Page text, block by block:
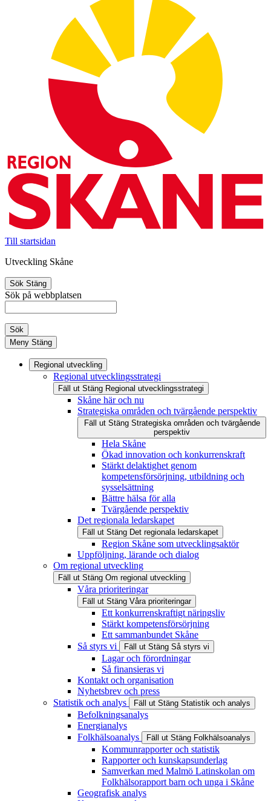
Till startsidan
Utveckling Skåne
Sök Stäng
Sök på webbplatsen
Sök
Meny Stäng
Regional utveckling
Regional utvecklingsstrategi
Fäll ut Stäng Regional utvecklingsstrategi
Skåne här och nu
Strategiska områden och tvärgående perspektiv
Fäll ut Stäng Strategiska områden och tvärgående
perspektiv
Hela Skåne
Ökad innovation och konkurrenskraft
Stärkt delaktighet genom
kompetensförsörjning, utbildning och
sysselsättning
Bättre hälsa för alla
Tvärgående perspektiv
Det regionala ledarskapet
Fäll ut Stäng Det regionala ledarskapet
Region Skåne som utvecklingsaktör
Uppföljning, lärande och dialog
Om regional utveckling
Fäll ut Stäng Om regional utveckling
Våra prioriteringar
Fäll ut Stäng Våra prioriteringar
Ett konkurrenskraftigt näringsliv
Stärkt kompetensförsörjning
Ett sammanbundet Skåne
Så styrs vi
Fäll ut Stäng Så styrs vi
Lagar och förordningar
Så finansieras vi
Kontakt och organisation
Nyhetsbrev och press
Statistik och analys
Fäll ut Stäng Statistik och analys
Befolkningsanalys
Energianalys
Folkhälsoanalys
Fäll ut Stäng Folkhälsoanalys
Kommunrapporter och statistik
Rapporter och kunskapsunderlag
Samverkan med Malmö Latinskolan om
Folkhälsorapport barn och unga i Skåne
Geografisk analys